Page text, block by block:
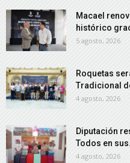
Macael
histórico
5 agosto, 2026
Roquetas
Tradicional
4 agosto, 2026
Diputación
Todos en
4 agosto, 2026